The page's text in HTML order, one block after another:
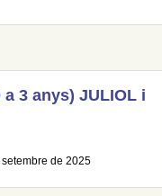
3 anys) JULIOL i
de 2025